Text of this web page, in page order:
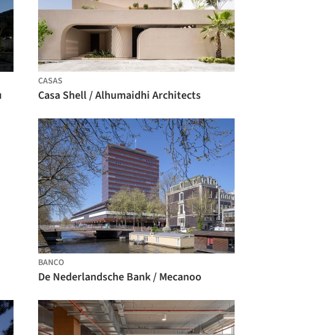
CASAS
Casa Shell / Alhumaidhi Architects
BANCO
De Nederlandsche Bank / Mecanoo